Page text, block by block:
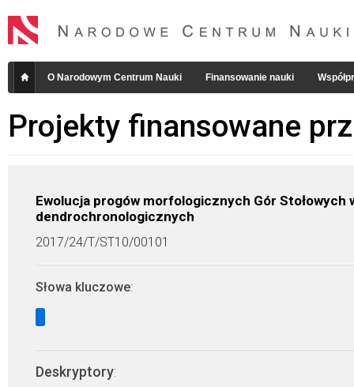
O Narodowym Centrum Nauki Finansowanie nauki
Projekty finansowane
Ewolucja progów morfologicznych Gór
dendrochronologicznych
2017/24/T/ST10/00101
Słowa kluczowe:
Deskryptory: